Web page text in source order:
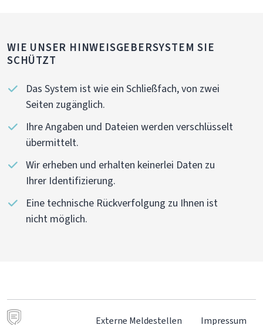
WIE UNSER HINWEISGEBERSYSTEM SIE
SCHÜTZT
Das System ist wie ein Schließfach, von zwei
Seiten zugänglich.
Ihre Angaben und Dateien werden verschlüsselt
übermittelt.
Wir erheben und erhalten keinerlei Daten zu
Ihrer Identifizierung.
Eine technische Rückverfolgung zu Ihnen ist
nicht möglich.
Externe Meldestellen Impressum